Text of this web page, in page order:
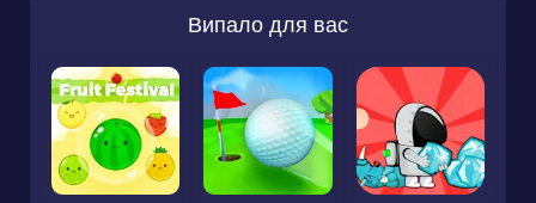
Випало для вас